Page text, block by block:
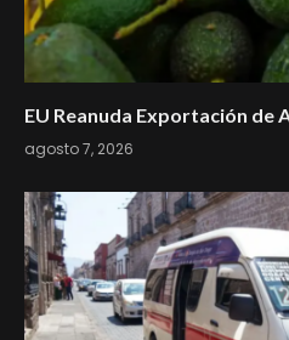
EU Reanuda Exportación de
agosto 7, 2026